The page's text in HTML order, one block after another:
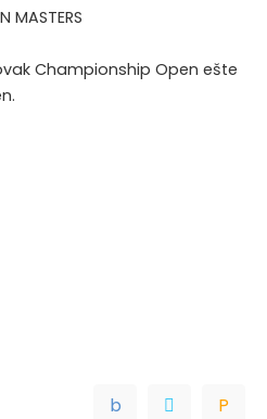
MASTERS
Championship Open ešte